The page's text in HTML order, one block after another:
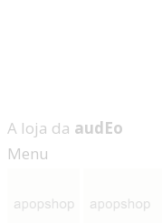
A loja da audEo
Menu